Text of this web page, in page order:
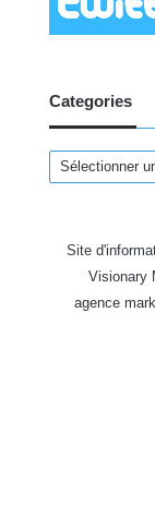
Categories
Categories
Site
Visionary
agence